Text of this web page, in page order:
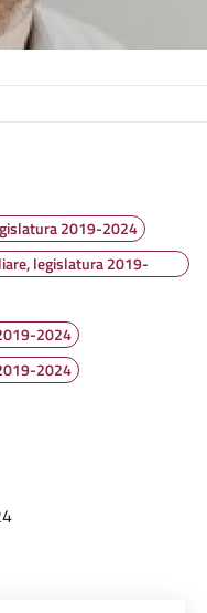
2019-2024
legislatura 2019-
2024
2024